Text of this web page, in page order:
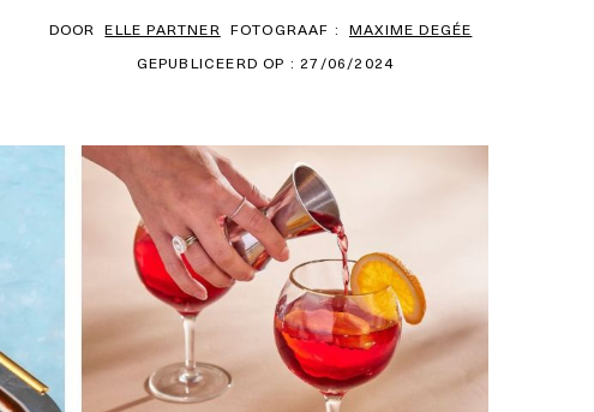
DOOR ELLE PARTNER FOTOGRAAF : MAXIME DEGÉE
GEPUBLICEERD OP : 27/06/2024